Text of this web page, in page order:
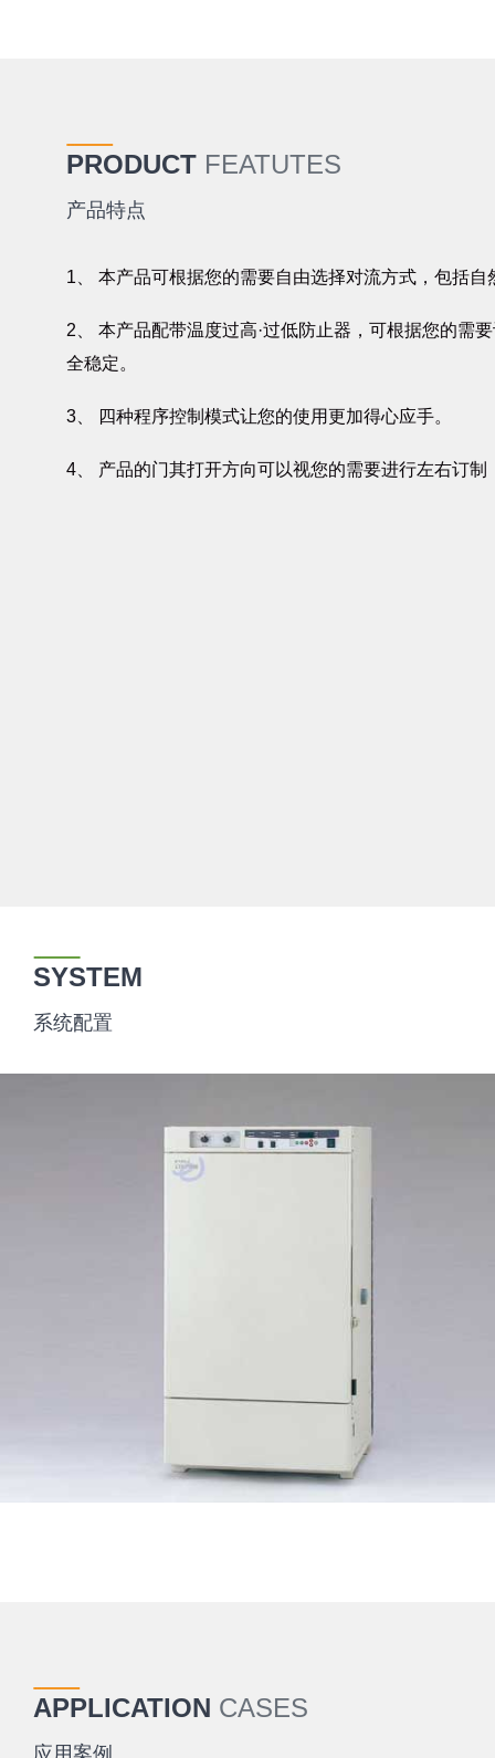
PRODUCT FEATUTES
产品特点
1、 本产品可根据您的需要自由选择对流方式，包括自
2、 本产品配带温度过高·过低防止器，可根据您的需
全稳定。
3、 四种程序控制模式让您的使用更加得心应手。
4、 产品的门其打开方向可以视您的需要进行左右订制
SYSTEM
系统配置
APPLICATION CASES
应用案例